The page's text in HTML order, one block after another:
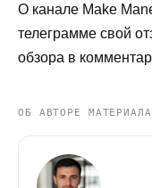
О канале Make
телеграмме свой
обзора в
ОБ АВТОРЕ МАТЕРИАЛА